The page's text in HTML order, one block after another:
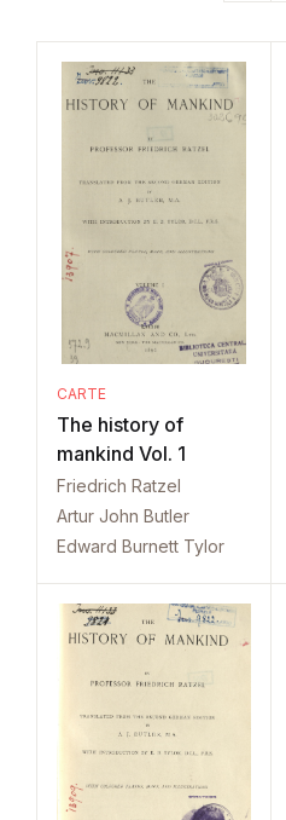
CARTE
The history of
mankind Vol. 1
Friedrich Ratzel
Artur John Butler
Edward Burnett Tylor